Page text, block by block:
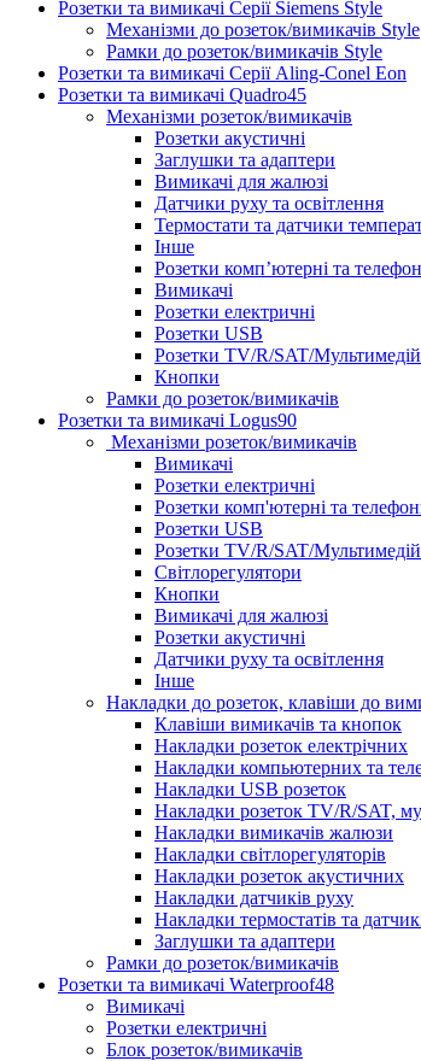
Розетки та вимикачі Серії Siemens Style
Механізми до розеток/вимикачів Style
Рамки до розеток/вимикачів Style
Розетки та вимикачі Серії Aling-Conel Eon
Розетки та вимикачі Quadro45
Механізми розеток/вимикачів
Розетки акустичні
Заглушки та адаптери
Вимикачі для жалюзі
Датчики руху та освітлення
Термостати та датчики
Інше
Розетки комп’ютерні та
Вимикачі
Розетки електричні
Розетки USB
Розетки TV/R/SAT/
Кнопки
Рамки до розеток/вимикачів
Розетки та вимикачі Logus90
Механізми розеток/вимикачів
Вимикачі
Розетки електричні
Розетки комп'ютерні та
Розетки USB
Розетки TV/R/SAT/
Світлорегулятори
Кнопки
Вимикачі для жалюзі
Розетки акустичні
Датчики руху та освітлення
Інше
Накладки до розеток, клавіши до
Клавіши вимикачів та кнопок
Накладки розеток електрічних
Накладки компьютерних та
Накладки USB розеток
Накладки розеток TV/R/SAT,
Накладки вимикачів жалюзи
Накладки світлорегуляторів
Накладки розеток акустичних
Накладки датчиків руху
Накладки термостатів та
Заглушки та адаптери
Рамки до розеток/вимикачів
Розетки та вимикачі Waterproof48
Вимикачі
Розетки електричні
Блок розеток/вимикачів